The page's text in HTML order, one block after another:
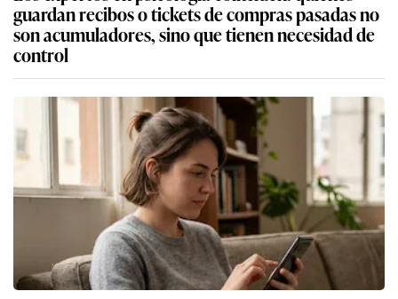
guardan recibos o tickets de compras pasadas no
son acumuladores, sino que tienen necesidad de
control